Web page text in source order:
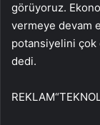
görüyoruz.
vermeye devam
potansiyelini çok
dedi.
REKLAM